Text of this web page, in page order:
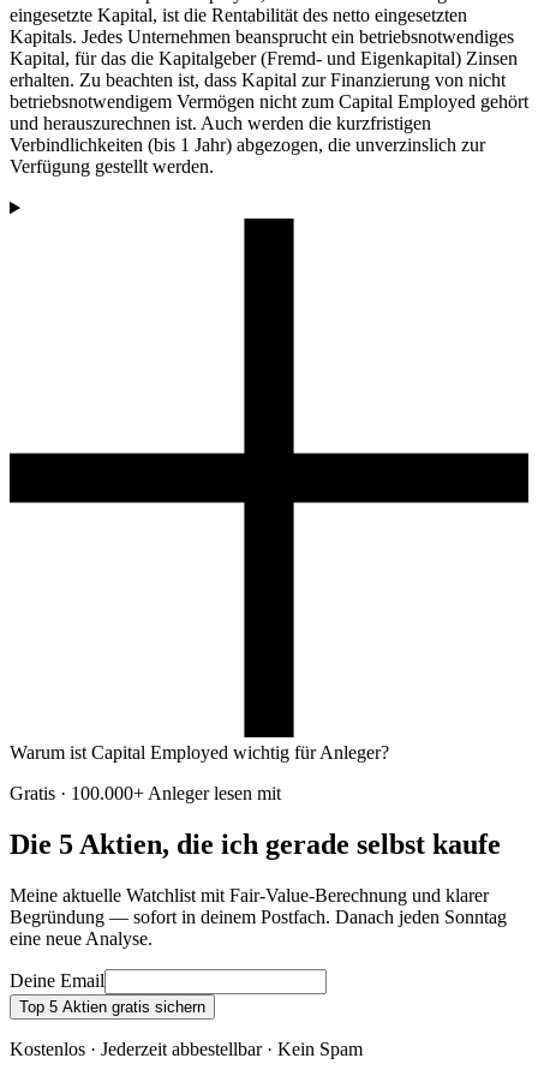
eingesetzte Kapital, ist die Rentabilität des netto eingesetzten
Kapitals. Jedes Unternehmen beansprucht ein betriebsnotwendiges
Kapital, für das die Kapitalgeber (Fremd- und Eigenkapital) Zinsen
erhalten. Zu beachten ist, dass Kapital zur Finanzierung von nicht
betriebsnotwendigem Vermögen nicht zum Capital Employed gehört
und herauszurechnen ist. Auch werden die kurzfristigen
Verbindlichkeiten (bis 1 Jahr) abgezogen, die unverzinslich zur
Verfügung gestellt werden.
Warum ist Capital Employed wichtig für Anleger?
Gratis · 100.000+ Anleger lesen mit
Die 5 Aktien, die ich gerade selbst kaufe
Meine aktuelle Watchlist mit Fair-Value-Berechnung und klarer
Begründung — sofort in deinem Postfach. Danach jeden Sonntag
eine neue Analyse.
Deine Email
Top 5 Aktien gratis sichern
Kostenlos · Jederzeit abbestellbar · Kein Spam